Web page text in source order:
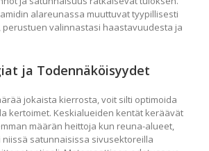
alareunassa muuttuvat tyypillisesti
perustuen valinnastasi haastavuudesta ja
ja Todennäköisyydet
jokaista kierrosta, voit silti optimoida
kertoimet. Keskialueiden kentät keräävät
määrän heittoja kun reuna-alueet,
satunnaisissa sivusektoreilla